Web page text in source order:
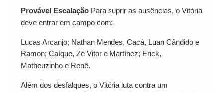
Provável EscalaçãoPara suprir as ausências, o Vitória
deve entrar em campo com:
Lucas Arcanjo; Nathan Mendes, Cacá, Luan Cândido e
Ramon; Caíque, Zé Vitor e Martínez; Erick,
Matheuzinho e Renê.
Além dos desfalques, o Vitória luta contra um